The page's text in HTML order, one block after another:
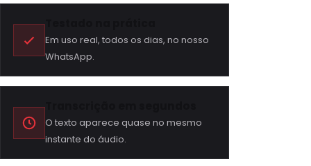
Em uso real, todos os dias, no nosso
WhatsApp.
O texto aparece quase no mesmo
instante do áudio.